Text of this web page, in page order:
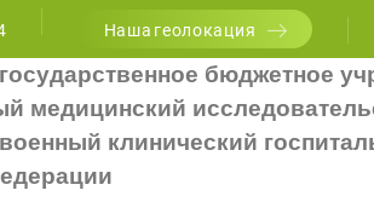
Наша геолокация
бюджетное
медицинский
клинический